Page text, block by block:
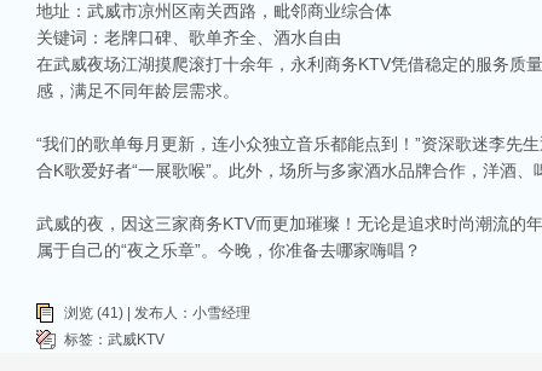
地址：武威市凉州区南关西路，毗邻商业综合体
关键词：老牌口碑、歌单齐全、酒水自由
在武威夜场江湖摸爬滚打十余年，永利商务KTV凭借稳定的服务质
感，满足不同年龄层需求。
“我们的歌单每月更新，连小众独立音乐都能点到！”资深歌迷李先
合K歌爱好者“一展歌喉”。此外，场所与多家酒水品牌合作，洋酒
武威的夜，因这三家商务KTV而更加璀璨！无论是追求时尚潮流的
属于自己的“夜之乐章”。今晚，你准备去哪家嗨唱？
浏览 (41) | 发布人：小雪经理
标签： 武威KTV